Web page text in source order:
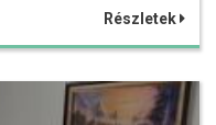
Részletek